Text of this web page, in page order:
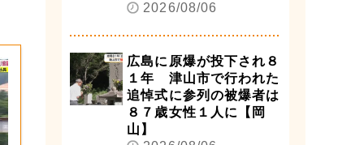
2026/08/06
広島に原爆が投下され８
１年 津山市で行われた
追悼式に参列の被爆者は
８７歳女性１人に【岡
山】